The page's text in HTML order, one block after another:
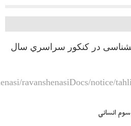
در کنکور سراسري سال
ravanshenasiDocs/notice/
انسانی